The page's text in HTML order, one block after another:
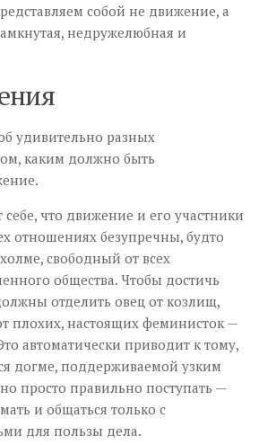
собой не движение, а
недружелюбная и
удивительно разных
каким должно быть
что движение и его участники
отношениях безупречны, будто
свободный от всех
общества. Чтобы достичь
отделить овец от козлищ,
плохих, настоящих феминисток —
автоматически приводит к тому,
догме, поддерживаемой узким
просто правильно поступать —
и общаться только с
для пользы дела.